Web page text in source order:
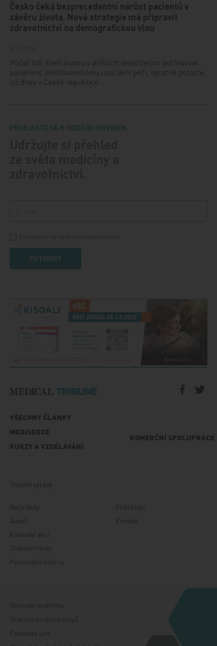
Česko čeká bezprecedentní nárůst pacientů v
závěru života. Nová strategie má připravit
zdravotnictví na demografickou vlnu
Počet lidí, kteří budou v příštích desetiletích potřebovat
paliativní, ošetřovatelskou i sociální péči, výrazně poroste.
Už dnes v České republice…
PŘIHLASTE SE K ODBĚRU NOVINEK.
POTVRDIT
VŠECHNY ČLÁNKY
MEDISEKCE
KURZY A VZDĚLÁVÁNÍ
KOMERČNÍ SPOLUPRÁCE
Tiskové zprávy
Naše tituly
Autoři
Kalendář akcí
Znalostní testy
Personální inzerce
Přihlášení
Kontakt
Obchodní podmínky
Ochrana osobních údajů
Podmínky užití